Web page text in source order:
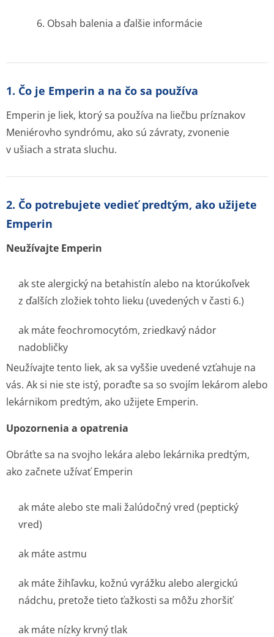
6. Obsah balenia a ďalšie informácie
1. Čo je Emperin a na čo sa používa
Emperin je liek, ktorý sa používa na liečbu príznakov
Meniérovho syndrómu, ako sú závraty, zvonenie
v ušiach a strata sluchu.
2. Čo potrebujete vedieť predtým, ako užijete
Emperin
Neužívajte Emperin
ak ste alergický na betahistín alebo na ktorúkoľvek
z ďalších zložiek tohto lieku (uvedených v časti 6.)
ak máte feochromocytóm, zriedkavý nádor
nadobličky
Neužívajte tento liek, ak sa vyššie uvedené vzťahuje na
vás. Ak si nie ste istý, poraďte sa so svojím lekárom alebo
lekárnikom predtým, ako užijete Emperin.
Upozornenia a opatrenia
Obráťte sa na svojho lekára alebo lekárnika predtým,
ako začnete užívať Emperin
ak máte alebo ste mali žalúdočný vred (peptický
vred)
ak máte astmu
ak máte žihľavku, kožnú vyrážku alebo alergickú
nádchu, pretože tieto ťažkosti sa môžu zhoršiť
ak máte nízky krvný tlak